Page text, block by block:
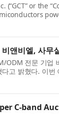
or the
that the
앤비엘, 사
ODM 전문 기업
고 밝혔다. 이
확대에 따른 것
C-band